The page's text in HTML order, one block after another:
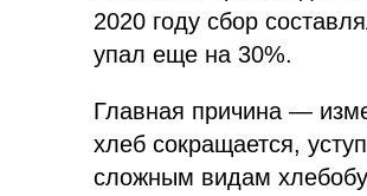
2020 году сбор
упал еще на 30%.
Главная причина —
хлеб сокращается,
сложным видам